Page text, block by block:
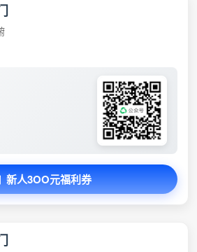
新人3OO元福利券